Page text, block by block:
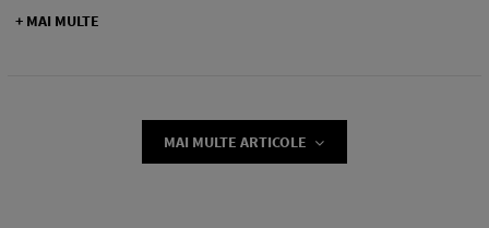
+ MAI MULTE
MAI MULTE ARTICOLE